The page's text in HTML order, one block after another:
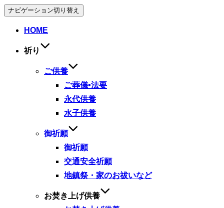
ナビゲーション切り替え
HOME
祈り
ご供養
ご葬儀•法要
永代供養
水子供養
御祈願
御祈願
交通安全祈願
地鎮祭・家のお祓いなど
お焚き上げ供養